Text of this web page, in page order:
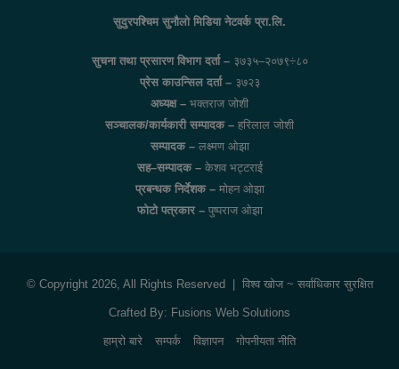
सुदुरपश्चिम सुनौलो मिडिया नेटवर्क प्रा.लि.
सुचना तथा प्रसारण विभाग दर्ता – ३७३५–२०७९÷८०
प्रेस काउन्सिल दर्ता – ३७२३
अध्यक्ष – भक्तराज जोशी
सञ्चालक/कार्यकारी सम्पादक – हरिलाल जोशी
सम्पादक –लक्ष्मण ओझा
सह–सम्पादक –केशव भट्टराई
प्रबन्धक निर्देशक –मोहन ओझा
फोटो पत्रकार –पुष्पराज ओझा
© Copyright 2026, All Rights Reserved | विश्व खोज~ सर्वाधिकार सुरक्षित
Crafted By: Fusions Web Solutions
हाम्रो बारे सम्पर्क विज्ञापन गोपनीयता नीति